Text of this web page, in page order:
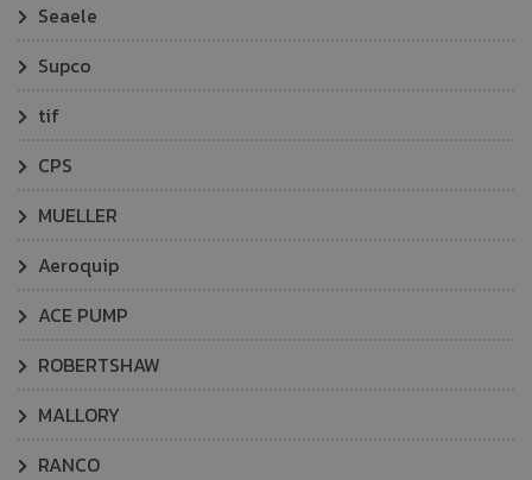
Seaele
Supco
tif
CPS
MUELLER
Aeroquip
ACE PUMP
ROBERTSHAW
MALLORY
RANCO